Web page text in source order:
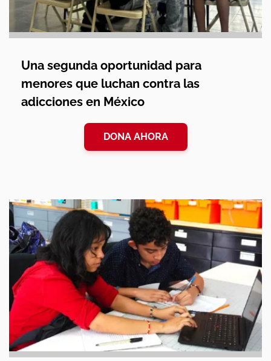
Una segunda oportunidad para
menores que luchan contra las
adicciones en México
DONA AHORA